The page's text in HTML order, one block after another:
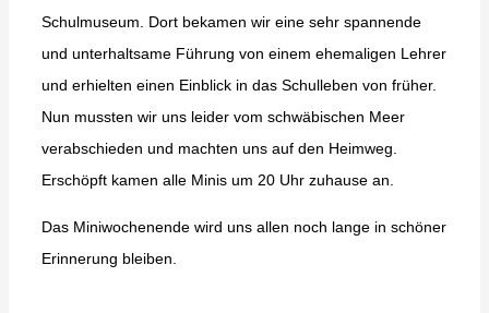
Schulmuseum. Dort bekamen wir eine sehr spannende
und unterhaltsame Führung von einem ehemaligen Lehrer
und erhielten einen Einblick in das Schulleben von früher.
Nun mussten wir uns leider vom schwäbischen Meer
verabschieden und machten uns auf den Heimweg.
Erschöpft kamen alle Minis um 20 Uhr zuhause an.
Das Miniwochenende wird uns allen noch lange in schöner
Erinnerung bleiben.